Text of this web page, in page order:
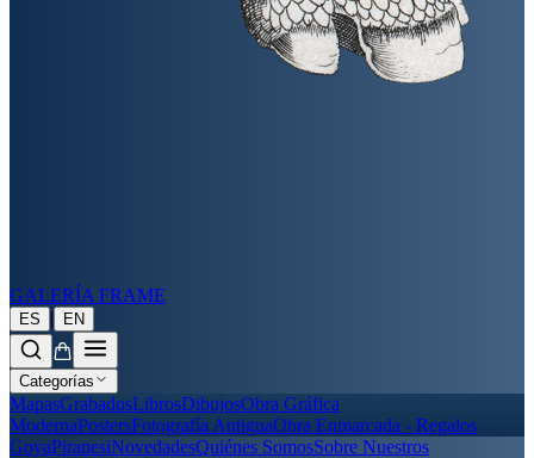
GALERÍA FRAME
ES | EN
Categorías
MapasGrabadosLibrosDibujosObra Gráfica
ModernaPostersFotografía AntiguaObra Enmarcada - Regalos
GoyaPiranesiNovedadesQuiénes SomosSobre Nuestros